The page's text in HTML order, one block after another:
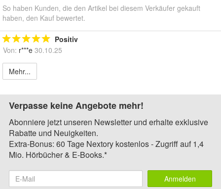
So haben Kunden, die den Artikel bei diesem Verkäufer gekauft
haben, den Kauf bewertet.
Positiv
Von: r***e 30.10.25
Mehr...
Verpasse keine Angebote mehr!
Abonniere jetzt unseren Newsletter und erhalte exklusive
Rabatte und Neuigkeiten.
Extra-Bonus: 60 Tage Nextory kostenlos - Zugriff auf 1,4
Mio. Hörbücher & E-Books.*
Anmelden